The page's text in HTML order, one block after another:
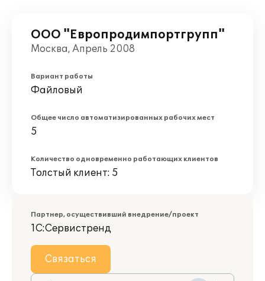
ООО "Европродимпортгрупп"
Москва, Апрель 2008
Вариант работы
Файловый
Общее число автоматизированных рабочих мест
5
Количество одновременно работающих клиентов
Толстый клиент: 5
Партнер, осуществивший внедрение/проект
1С:Сервистренд
Связаться